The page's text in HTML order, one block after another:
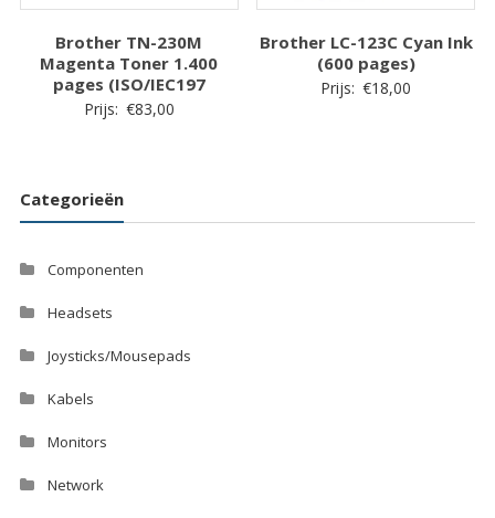
Brother TN-230M
Magenta Toner 1.400
pages (ISO/IEC197
Prijs: €83,00
Brother LC-123C Cyan Ink
(600 pages)
Prijs: €18,00
Categorieën
Componenten
Headsets
Joysticks/Mousepads
Kabels
Monitors
Network